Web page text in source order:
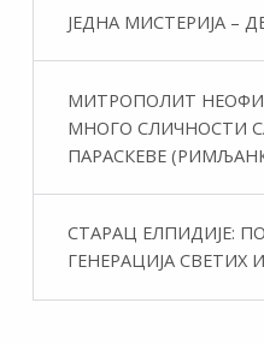
ЈЕДНА МИСТЕРИЈА –
МИТРОПОЛИТ
МНОГО СЛИЧНОСТИ
ПАРАСКЕВЕ
СТАРАЦ ЕЛПИДИЈЕ:
ГЕНЕРАЦИЈА СВЕТИХ